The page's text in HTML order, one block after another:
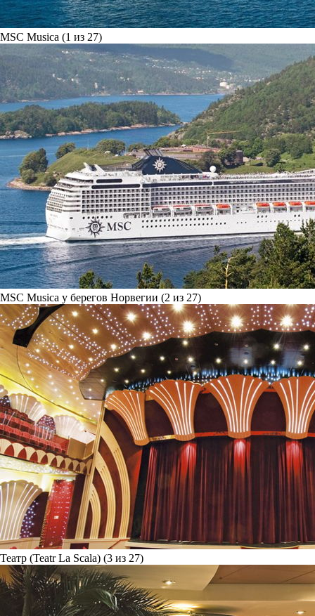
MSC Musica (1 из 27)
MSC Musica у берегов Норвегии (2 из 27)
Театр (Teatr La Scala) (3 из 27)